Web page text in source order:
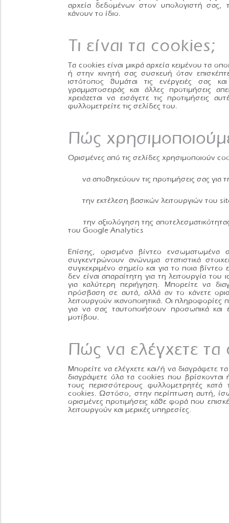
αρχεία δεδομένων στον υπολογιστή σας,
κάνουν το ίδιο.
Τι είναι τα cookies;
Τα cookies είναι μικρά αρχεία κειμένου τα
ή στην κινητή σας συσκευή όταν
ιστότοπος θυμάται τις ενέργειές σας
γραμματοσειράς και άλλες προτιμήσεις
χρειάζεται να εισάγετε τις προτιμήσεις
φυλλομετρείτε τις σελίδες του.
Πώς
Ορισμένες από τις σελίδες χρησιμοποιούν
να αποθηκεύουν τις προτιμήσεις σας για
την εκτέλεση βασικών λειτουργιών του
την αξιολόγηση της
του Google Analytics
Επίσης, ορισμένα βίντεο ενσωματωμένα
συγκεντρώνουν ανώνυμα στατιστικά
συγκεκριμένο σημείο και για το ποια
δεν είναι απαραίτητη για τη λειτουργία
για καλύτερη περιήγηση. Μπορείτε να
πρόσβαση σε αυτά, αλλά αν το κάνετε
λειτουργούν ικανοποιητικά. Οι πληροφορίες
για να σας ταυτοποιήσουν προσωπικά
μοτίβου.
Πώς να ελέγχετε τα
Μπορείτε να ελέγχετε και/ή να διαγράφετε
διαγράψετε όλα τα cookies που
τους περισσότερους φυλλομετρητές
cookies. Ωστόσο, στην περίπτωση αυτή,
ορισμένες προτιμήσεις κάθε φορά που
λειτουργούν και μερικές υπηρεσίες.